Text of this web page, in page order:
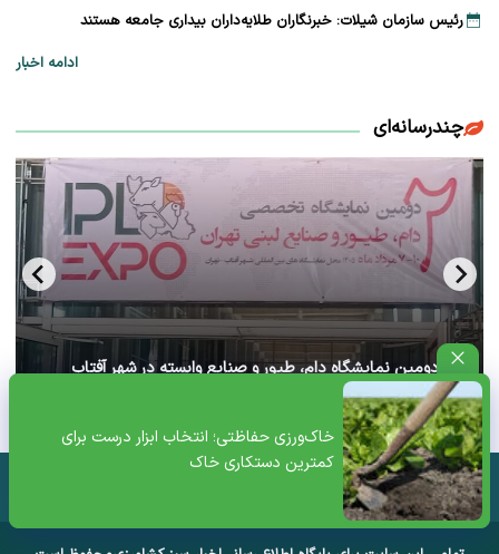
خاک‌ورزی حفاظتی؛ انتخاب ابزار درست برای
کمترین دستکاری خاک
رئیس سازمان شیلات: خبرنگاران طلایه‌داران بیداری جامعه هستند
ادامه اخبار
چندرسانه‌ای
آغاز دومین نمایشگاه دام، طیور و صنایع وابسته در شهر آفتاب
تهران+ ویدئو